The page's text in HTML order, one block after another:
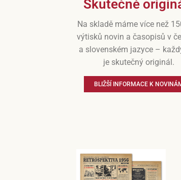
Skutečné
Na skladě máme více než
výtisků novin a časopisů v
a slovenském jazyce –
je skutečný originál.
BLIŽŠÍ INFORMACE K